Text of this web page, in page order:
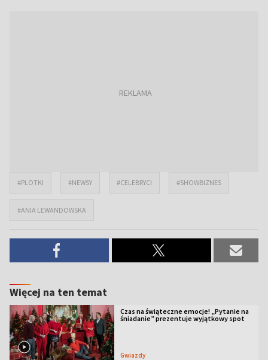
#PLOTKI #NEWSY #CELEBRYCI #SHOWBIZNES
#ANIA LEWANDOWSKA
Więcej na ten temat
Czas na świąteczne emocje! „Pytanie na
śniadanie” prezentuje wyjątkowy spot
Gwiazdy